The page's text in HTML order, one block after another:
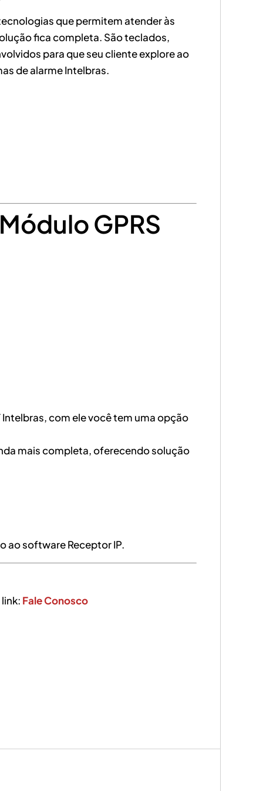
que permitem atender às
fica completa. São teclados,
para que seu cliente explore ao
de alarme Intelbras.
GPRS
com ele você tem uma opção
mais completa, oferecendo solução
ao software Receptor IP.
Fale Conosco